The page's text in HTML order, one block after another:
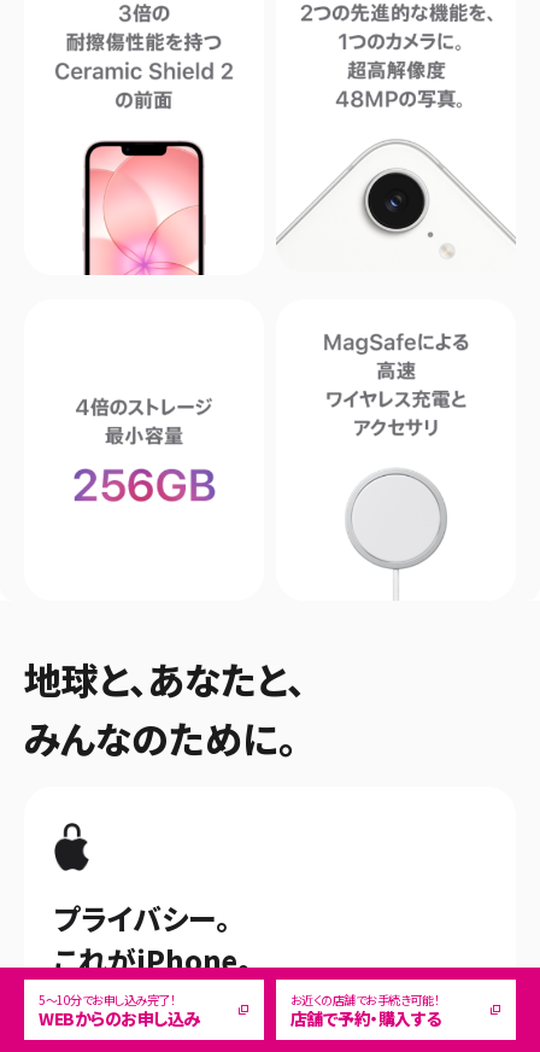
地球と、あなたと、
みんなのために。
プライバシー。
これがiPhone。
パスワードアプリから、Safari上のプライベー
5～10分でお申し込み完了！
WEBからのお申し込み
お近くの店舗でお手続き可能！
店舗で予約・購入する